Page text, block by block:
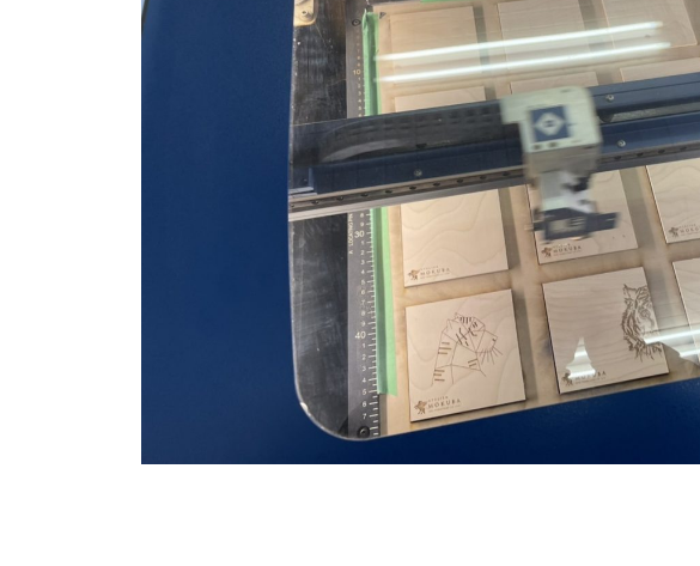
特別なダイニングチェア
公式オンラインストア
WEBカタログ